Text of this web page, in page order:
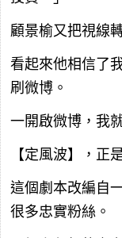
顧景榆又把視線
看起來他相信了
刷微博。
一開啟微博，我
【定風波】，正
這個劇本改編自
很多忠實粉絲。